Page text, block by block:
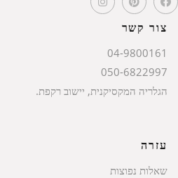
צור קשר
04-9800161
050-6822997
הגלריה המקסיקנית, יישוב רקפת.
עזרה
שאלות נפוצות